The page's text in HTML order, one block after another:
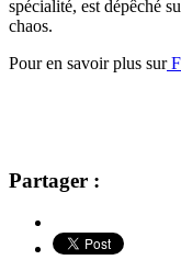
spécialité, est dépêché
chaos.
Pour en savoir plus sur
Partager :